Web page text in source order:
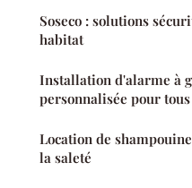
Soseco : solutions
habitat
Installation d'alarme à
personnalisée pour tous
Location de
la saleté